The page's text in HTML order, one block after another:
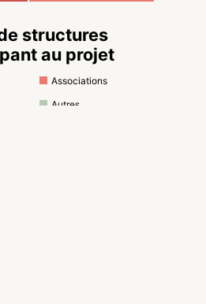
structures
au projet
Associations
Autres